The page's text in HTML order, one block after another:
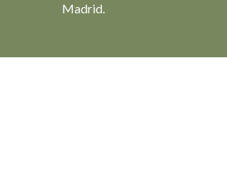
Madrid.